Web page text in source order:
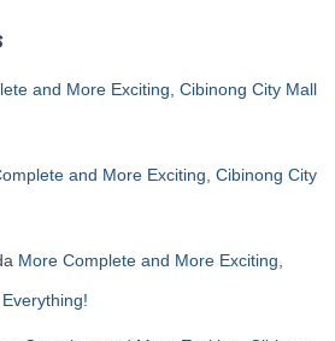
and More Exciting, Cibinong City Mall
and More Exciting, Cibinong City
More Complete and More Exciting,